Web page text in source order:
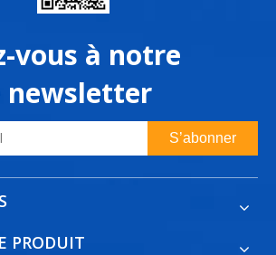
vous à notre
newsletter
S’abonner
PRODUIT